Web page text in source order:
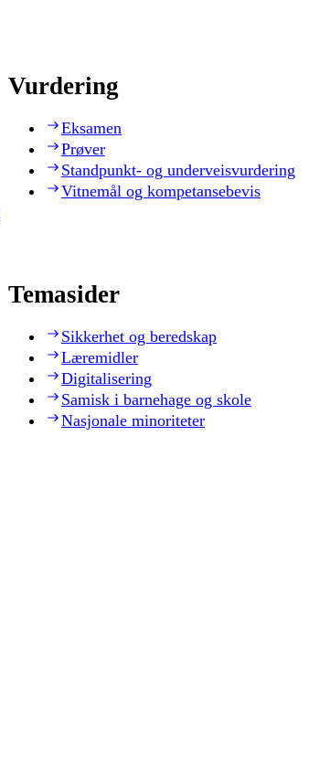
Vurdering
Eksamen
Prøver
Standpunkt- og underveisvurdering
Vitnemål og kompetansebevis
Temasider
Sikkerhet og beredskap
Læremidler
Digitalisering
Samisk i barnehage og skole
Nasjonale minoriteter